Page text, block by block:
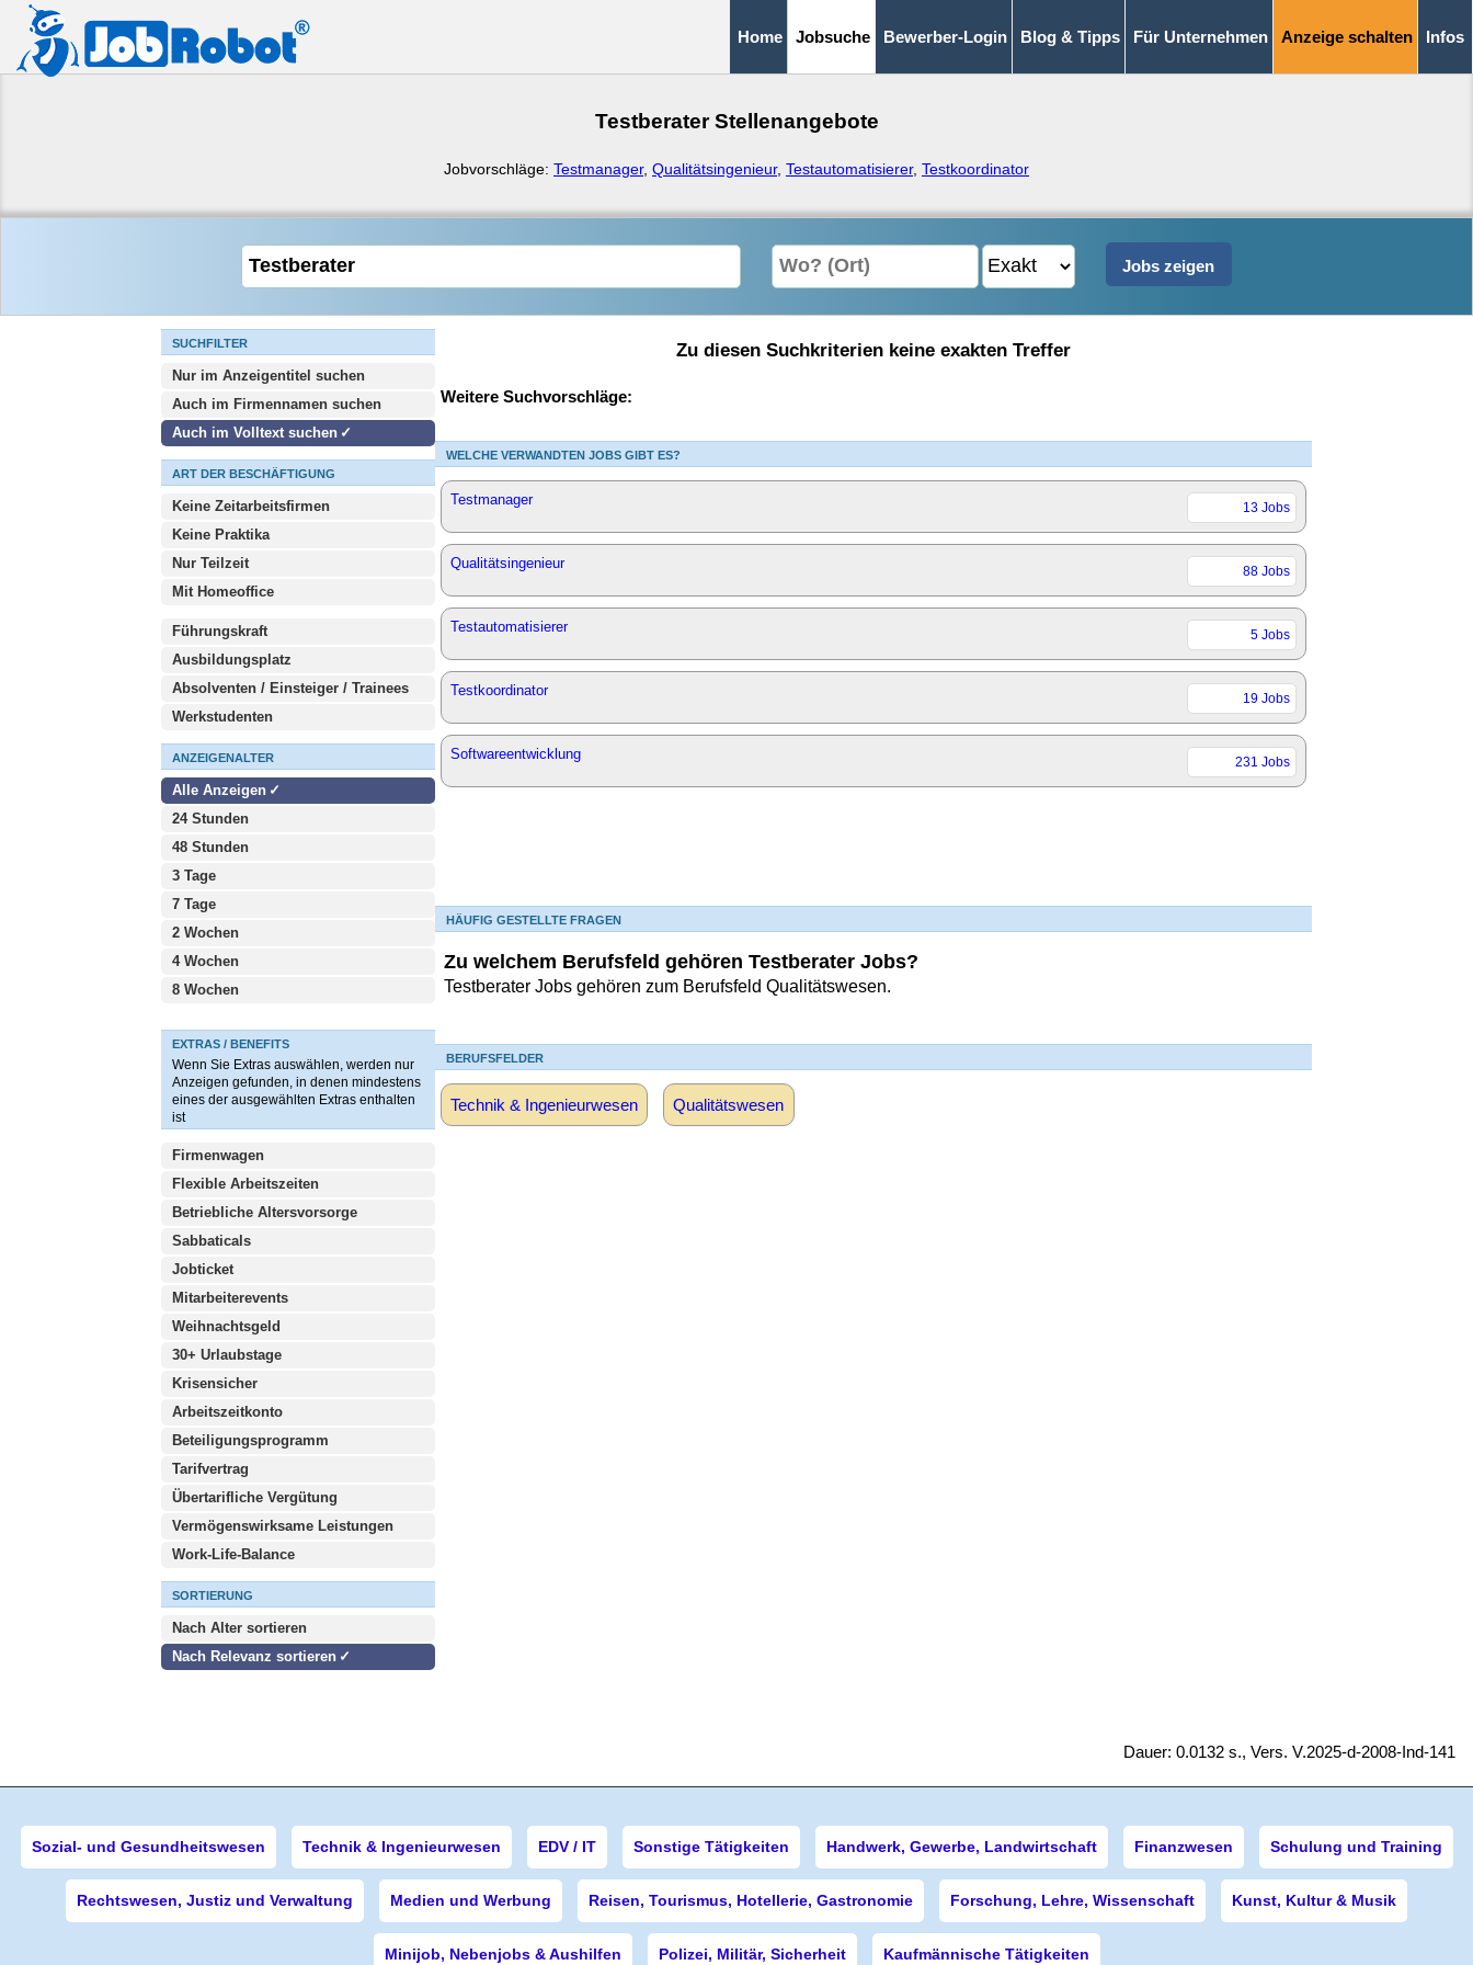
Home Jobsuche Bewerber-Login Blog & Tipps Für Unternehmen Anzeige schalten Infos
Testberater Stellenangebote
Jobvorschläge: Testmanager, Qualitätsingenieur, Testautomatisierer, Testkoordinator
SUCHFILTER
Nur im Anzeigentitel suchen
Auch im Firmennamen suchen
Auch im Volltext suchen
ART DER BESCHÄFTIGUNG
Keine Zeitarbeitsfirmen
Keine Praktika
Nur Teilzeit
Mit Homeoffice
Führungskraft
Ausbildungsplatz
Absolventen / Einsteiger / Trainees
Werkstudenten
ANZEIGENALTER
Alle Anzeigen
24 Stunden
48 Stunden
3 Tage
7 Tage
2 Wochen
4 Wochen
8 Wochen
EXTRAS / BENEFITS
Wenn Sie Extras auswählen, werden nur
Anzeigen gefunden, in denen mindestens
eines der ausgewählten Extras enthalten
ist
Firmenwagen
Flexible Arbeitszeiten
Betriebliche Altersvorsorge
Sabbaticals
Jobticket
Mitarbeiterevents
Weihnachtsgeld
30+ Urlaubstage
Krisensicher
Arbeitszeitkonto
Beteiligungsprogramm
Tarifvertrag
Übertarifliche Vergütung
Vermögenswirksame Leistungen
Work-Life-Balance
SORTIERUNG
Nach Alter sortieren
Nach Relevanz sortieren
Zu diesen Suchkriterien keine exakten Treffer
Weitere Suchvorschläge:
WELCHE VERWANDTEN JOBS GIBT ES?
Testmanager 13 Jobs
Qualitätsingenieur 88 Jobs
Testautomatisierer 5 Jobs
Testkoordinator 19 Jobs
Softwareentwicklung 231 Jobs
HÄUFIG GESTELLTE FRAGEN
Zu welchem Berufsfeld gehören Testberater Jobs?
Testberater Jobs gehören zum Berufsfeld Qualitätswesen.
BERUFSFELDER
Technik & Ingenieurwesen Qualitätswesen
Dauer: 0.0132 s., Vers. V.2025-d-2008-Ind-141
Sozial- und Gesundheitswesen Technik & Ingenieurwesen EDV / IT Sonstige Tätigkeiten Handwerk, Gewerbe, Landwirtschaft Finanzwesen Schulung und Training
Rechtswesen, Justiz und Verwaltung Medien und Werbung Reisen, Tourismus, Hotellerie, Gastronomie Forschung, Lehre, Wissenschaft Kunst, Kultur & Musik
Minijob, Nebenjobs & Aushilfen Polizei, Militär, Sicherheit Kaufmännische Tätigkeiten